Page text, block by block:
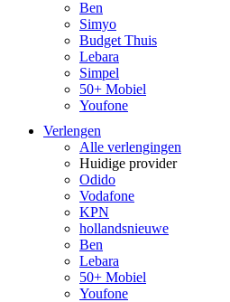
Ben
Simyo
Budget Thuis
Lebara
Simpel
50+ Mobiel
Youfone
Verlengen
Alle verlengingen
Huidige provider
Odido
Vodafone
KPN
hollandsnieuwe
Ben
Lebara
50+ Mobiel
Youfone